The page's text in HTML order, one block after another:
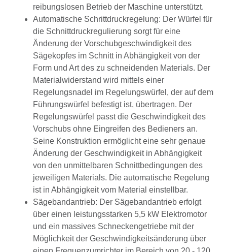
reibungslosen Betrieb der Maschine unterstützt.
Automatische Schrittdruckregelung: Der Würfel für
die Schnittdruckregulierung sorgt für eine
Änderung der Vorschubgeschwindigkeit des
Sägekopfes im Schnitt in Abhängigkeit von der
Form und Art des zu schneidenden Materials. Der
Materialwiderstand wird mittels einer
Regelungsnadel im Regelungswürfel, der auf dem
Führungswürfel befestigt ist, übertragen. Der
Regelungswürfel passt die Geschwindigkeit des
Vorschubs ohne Eingreifen des Bedieners an.
Seine Konstruktion ermöglicht eine sehr genaue
Änderung der Geschwindigkeit in Abhängigkeit
von den unmittelbaren Schnittbedingungen des
jeweiligen Materials. Die automatische Regelung
ist in Abhängigkeit vom Material einstellbar.
Sägebandantrieb: Der Sägebandantrieb erfolgt
über einen leistungsstarken 5,5 kW Elektromotor
und ein massives Schneckengetriebe mit der
Möglichkeit der Geschwindigkeitsänderung über